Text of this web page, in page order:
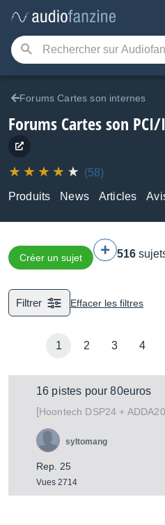
Forums Cartes son internes
Forums Cartes son
(58)
Produits
News Articles
Créer un sujet 516
Filtrer Effacer les filtres
1 2 3 4
16 pistes pour 80euros
[Hoontech DSP24 +
Rep. 25
Vues 2714
syltomang